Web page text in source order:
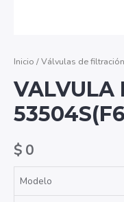
Inicio /Válvulas de filtración
VALVULA
$ 0
Modelo